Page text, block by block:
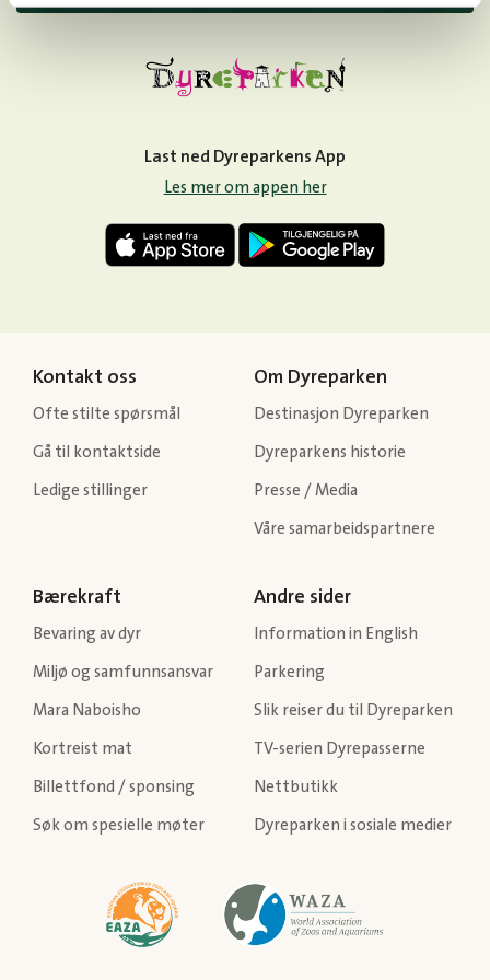
Last ned Dyreparkens App
Les mer om appen her
Kontakt oss
Ofte stilte spørsmål
Gå til kontaktside
Ledige stillinger
Om Dyreparken
Destinasjon Dyreparken
Dyreparkens historie
Presse / Media
Våre samarbeidspartnere
Bærekraft
Bevaring av dyr
Miljø og samfunnsansvar
Mara Naboisho
Kortreist mat
Billettfond / sponsing
Søk om spesielle møter
Andre sider
Information in English
Parkering
Slik reiser du til Dyreparken
TV-serien Dyrepasserne
Nettbutikk
Dyreparken i sosiale medier